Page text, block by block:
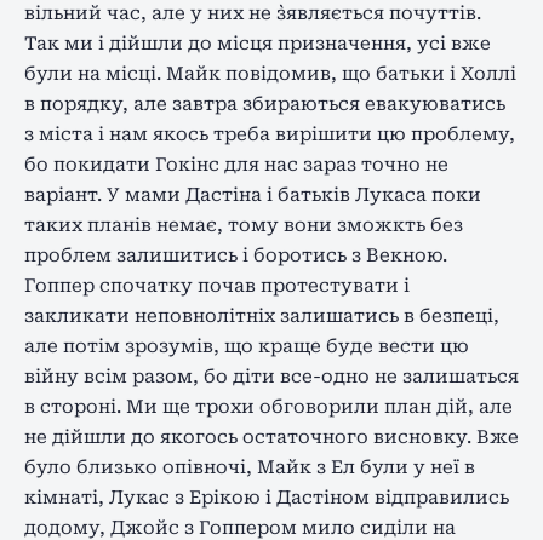
вільний час, але у них не з`являється почуттів.
Так ми і дійшли до місця призначення, усі вже
були на місці. Майк повідомив, що батьки і Холлі
в порядку, але завтра збираються евакуюватись
з міста і нам якось треба вирішити цю проблему,
бо покидати Гокінс для нас зараз точно не
варіант. У мами Дастіна і батьків Лукаса поки
таких планів немає, тому вони зможкть без
проблем залишитись і боротись з Векною.
Гоппер спочатку почав протестувати і
закликати неповнолітніх залишатись в безпеці,
але потім зрозумів, що краще буде вести цю
війну всім разом, бо діти все-одно не залишаться
в стороні. Ми ще трохи обговорили план дій, але
не дійшли до якогось остаточного висновку. Вже
було близько опівночі, Майк з Ел були у неї в
кімнаті, Лукас з Ерікою і Дастіном відправились
додому, Джойс з Гоппером мило сиділи на